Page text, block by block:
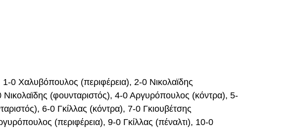
1-0 Χαλυβόπουλος (περιφέρεια), 2-0 Νικολαϊδης
Νικολαϊδης (φουνταριστός), 4-0 Αργυρόπουλος (κόντρα), 5-
6-0 Γκίλλας (κόντρα), 7-0 Γκιουβέτσης
(περιφέρεια), 9-0 Γκίλλας (πέναλτι), 10-0